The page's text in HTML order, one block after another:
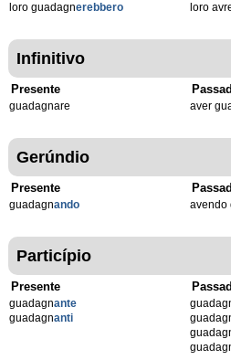
loro guadagnerebbero
loro
Infinitivo
Presente
guadagnare aver
Gerúndio
Presente
guadagnando avendo
Particípio
Presente
guadagnante
guadagnanti